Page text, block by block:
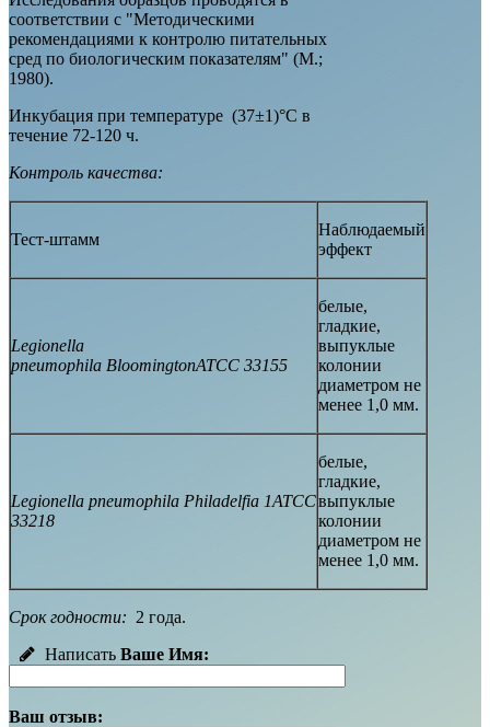
соответствии с "Методическими
рекомендациями к контролю питательных
сред по биологическим показателям" (М.;
1980).
Инкубация при температуре (37±1)°С в
течение 72-120 ч.
Контроль качества:
Тест-штамм
Наблюдаемый
эффект
Legionella
pneumophila BloomingtonАТСС 33155
белые,
гладкие,
выпуклые
колонии
диаметром не
менее 1,0 мм.
Legionella pneumophila Philadelfia 1АТСС
33218
белые,
гладкие,
выпуклые
колонии
диаметром не
менее 1,0 мм.
Срок годности: 2 года.
Написать Ваше Имя:
Ваш отзыв: